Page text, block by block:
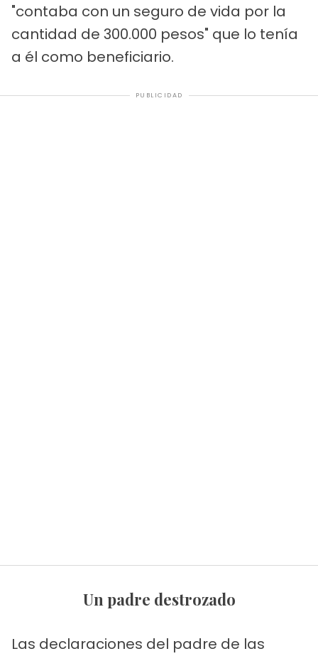
"contaba con un seguro de vida por la
cantidad de 300.000 pesos" que lo tenía
a él como beneficiario.
PUBLICIDAD
Un padre destrozado
Las declaraciones del padre de las